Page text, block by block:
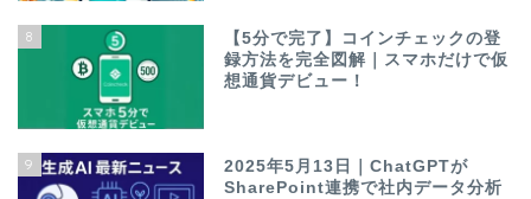
8
【5分で完了】コインチェックの登
録方法を完全図解｜スマホだけで仮
想通貨デビュー！
9
2025年5月13日｜ChatGPTが
SharePoint連携で社内データ分析